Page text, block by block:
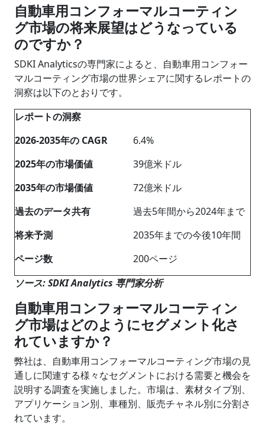
自動車用コンフォーマルコーティン
グ市場の将来展望はどうなっている
のですか？
SDKI Analyticsの専門家によると、自動車用コンフォー
マルコーティング市場の世界シェアに関するレポートの
洞察は以下のとおりです。
レポートの洞察
2026-2035年の CAGR
6.4%
2025年の市場価値
39億米ドル
2035年の市場価値
72億米ドル
過去のデータ共有
過去5年間から2024年まで
将来予測
2035年までの今後10年間
ページ数
200ページ
ソース: SDKI Analytics 専門家分析
自動車用コンフォーマルコーティン
グ市場はどのようにセグメント化さ
れていますか？
弊社は、自動車用コンフォーマルコーティング市場の見
通しに関連する様々なセグメントにおける需要と機会を
説明する調査を実施しました。市場は、素材タイプ別、
アプリケーション別、車種別、販売チャネル別に分割さ
れています。